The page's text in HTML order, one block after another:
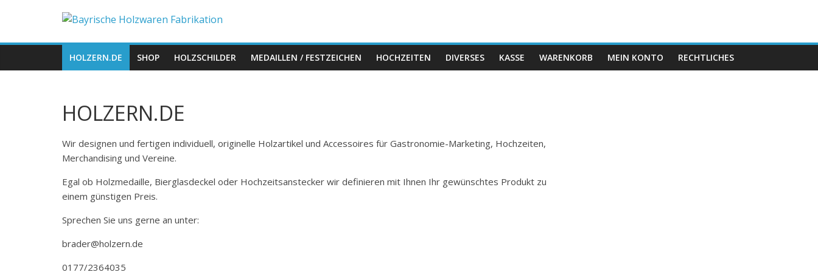
Bayrische
Holzwaren
Holzern.de
HOLZERN.DE SHOP HOLZSCHILDER MEDAILLEN / FESTZEICHEN HOCHZEITEN DIVERSES KASSE WARENKORB MEIN KONTO RECHTLICHES
HOLZERN.DE
Wir designen und fertigen individuell, originelle Holzartikel und Accessoires für Gastronomie-Marketing, Hochzeiten,
Merchandising und Vereine.
Egal ob Holzmedaille, Bierglasdeckel oder Hochzeitsanstecker wir definieren mit Ihnen Ihr gewünschtes Produkt zu
einem günstigen Preis.
Sprechen Sie uns gerne an unter:
brader@holzern.de
0177/2364035